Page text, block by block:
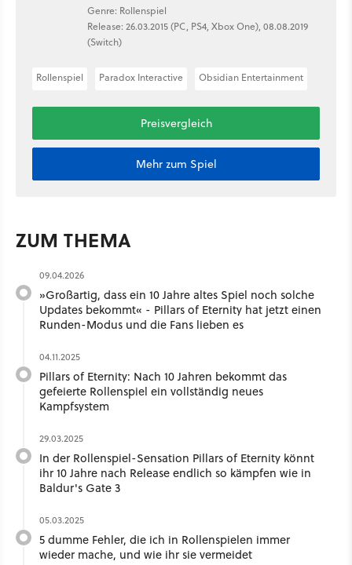
Genre: Rollenspiel
Release: 26.03.2015 (PC, PS4, Xbox One), 08.08.2019
(Switch)
Rollenspiel Paradox Interactive Obsidian Entertainment
Preisvergleich
Mehr zum Spiel
ZUM THEMA
09.04.2026
»Großartig, dass ein 10 Jahre altes Spiel noch solche
Updates bekommt« - Pillars of Eternity hat jetzt einen
Runden-Modus und die Fans lieben es
04.11.2025
Pillars of Eternity: Nach 10 Jahren bekommt das
gefeierte Rollenspiel ein vollständig neues
Kampfsystem
29.03.2025
In der Rollenspiel-Sensation Pillars of Eternity könnt
ihr 10 Jahre nach Release endlich so kämpfen wie in
Baldur's Gate 3
05.03.2025
5 dumme Fehler, die ich in Rollenspielen immer
wieder mache, und wie ihr sie vermeidet